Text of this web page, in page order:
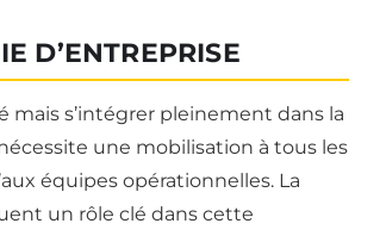
D’ENTREPRISE
mais s’intégrer pleinement dans la
une mobilisation à tous les
équipes opérationnelles. La
un rôle clé dans cette